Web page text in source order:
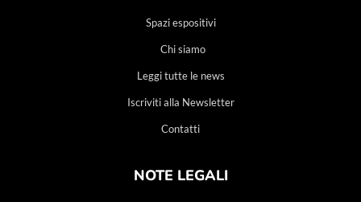
Spazi espositivi
Chi siamo
Leggi tutte le news
Iscriviti alla Newsletter
Contatti
NOTE LEGALI